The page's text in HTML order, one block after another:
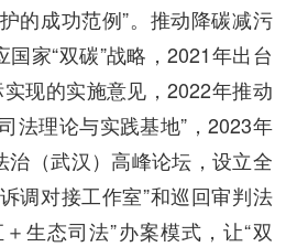
的成功范例”。推动降碳减污
家“双碳”战略，2021年出台
实现的实施意见，2022年推动
法理论与实践基地”，2023年
治（武汉）高峰论坛，设立全
调对接工作室”和巡回审判法
生态司法”办案模式，让“双